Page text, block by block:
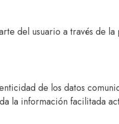
del usuario a través de
de los datos
la información facilitada